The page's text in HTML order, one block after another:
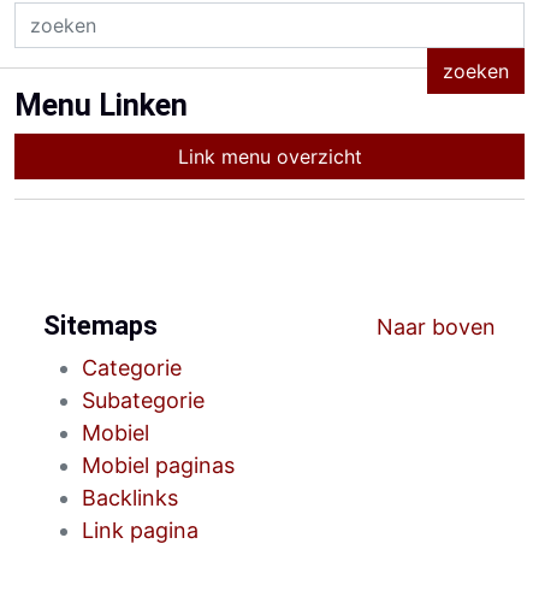
Menu Linken
Link menu overzicht
Naar boven
Sitemaps
Categorie
Subategorie
Mobiel
Mobiel paginas
Backlinks
Link pagina